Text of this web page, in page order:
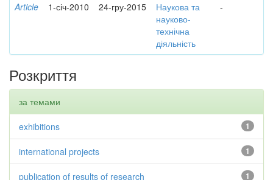
Article 1-січ-2010 24-гру-2015
Наукова та
науково-
технічна
діяльність
-
Розкриття
за темами
1
exhibitions
1
international projects
1
publication of results of research